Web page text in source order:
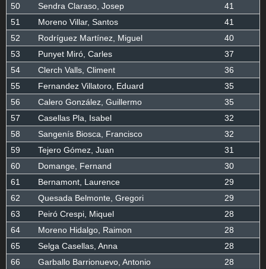
50
Sendra Claraso, Josep
41
51
Moreno Villar, Santos
41
52
Rodríguez Martínez, Miguel
40
53
Punyet Miró, Carles
37
54
Clerch Valls, Climent
36
55
Fernandez Villatoro, Eduard
35
56
Calero González, Guillermo
35
57
Casellas Pla, Isabel
32
58
Sangenís Biosca, Francisco
32
59
Tejero Gómez, Juan
31
60
Domange, Fernand
30
61
Bernamont, Laurence
29
62
Quesada Belmonte, Gregori
29
63
Peiró Crespi, Miquel
28
64
Moreno Hidalgo, Raimon
28
65
Selga Casellas, Anna
28
66
Garballo Barrionuevo, Antonio
28